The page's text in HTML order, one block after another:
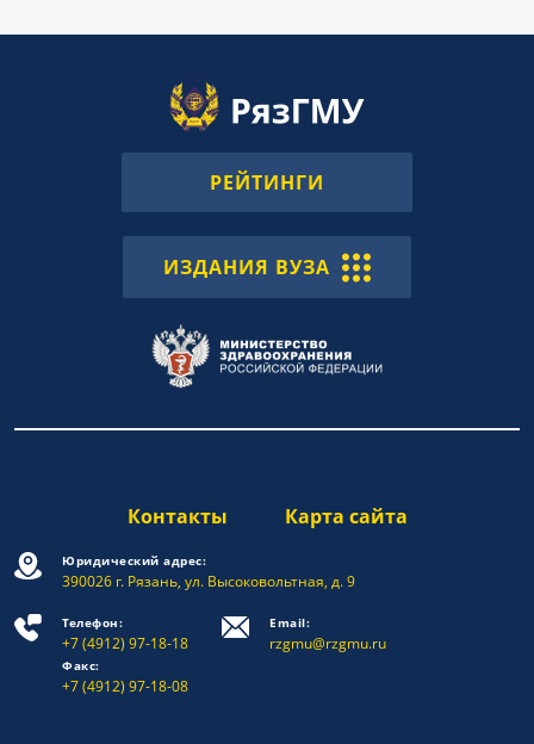
РЕЙТИНГИ
ИЗДАНИЯ ВУЗА
Контакты Карта сайта
Юридический адрес:
390026 г. Рязань, ул. Высоковольтная, д. 9
Телефон:
+7 (4912) 97-18-18
Факс:
+7 (4912) 97-18-08
Email:
rzgmu@rzgmu.ru